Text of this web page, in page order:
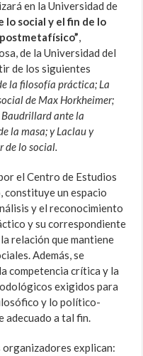
en la Universidad de
lo social y el fin de lo
,
de la Universidad del
de los siguientes
la filosofía práctica; La
de Max Horkheimer;
ante la
la masa; y Laclau y
de lo social.
el Centro de Estudios
constituye un espacio
y el reconocimiento
y su correspondiente
relación que mantiene
Además, se
competencia crítica y la
exigidos para
y lo político-
adecuado a tal fin.
organizadores explican: